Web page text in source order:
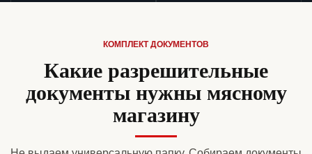
КОМПЛЕКТ ДОКУМЕНТОВ
Какие разрешительные
документы нужны мясному
магазину